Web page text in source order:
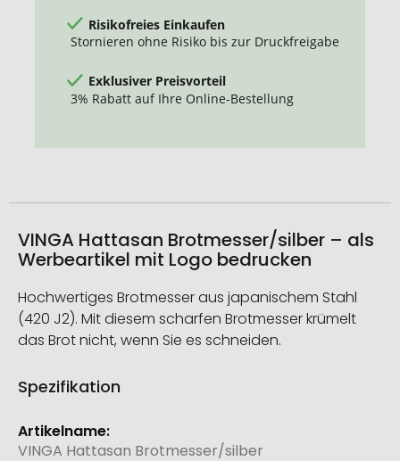
Risikofreies Einkaufen
Stornieren ohne Risiko bis zur Druckfreigabe
Exklusiver Preisvorteil
3% Rabatt auf Ihre Online-Bestellung
VINGA Hattasan Brotmesser/silber – als
Werbeartikel mit Logo bedrucken
Hochwertiges Brotmesser aus japanischem Stahl
(420 J2). Mit diesem scharfen Brotmesser krümelt
das Brot nicht, wenn Sie es schneiden.
Spezifikation
Weitere
Informationen
VINGA Hattasan Brotmesser/silber